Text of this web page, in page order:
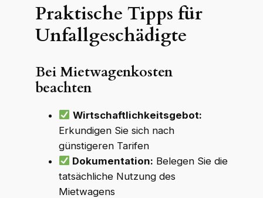
Praktische Tipps für
Unfallgeschädigte
Bei Mietwagenkosten
beachten
Wirtschaftlichkeitsgebot:
Erkundigen Sie sich nach
günstigeren Tarifen
Dokumentation: Belegen Sie die
tatsächliche Nutzung des
Mietwagens